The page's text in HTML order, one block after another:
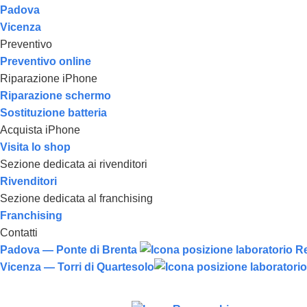
Padova
Vicenza
Preventivo
Preventivo online
Riparazione iPhone
Riparazione schermo
Sostituzione batteria
Acquista iPhone
Visita lo shop
Sezione dedicata ai rivenditori
Rivenditori
Sezione dedicata al franchising
Franchising
Contatti
Padova — Ponte di Brenta
Vicenza — Torri di Quartesolo